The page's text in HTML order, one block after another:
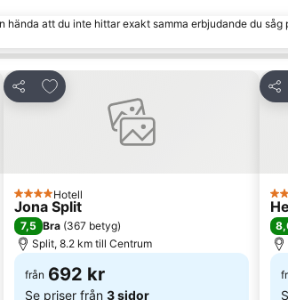
att du inte hittar exakt samma erbjudande du såg
Dela
Lägg till i Mina Favoriter
4 Stjärnor
Hotell
Jona Split
7,5 Bra (367 betyg)
Split, 8.2 km till Centrum
från 692 kr
Se priser från 3 sidor
Dela
4